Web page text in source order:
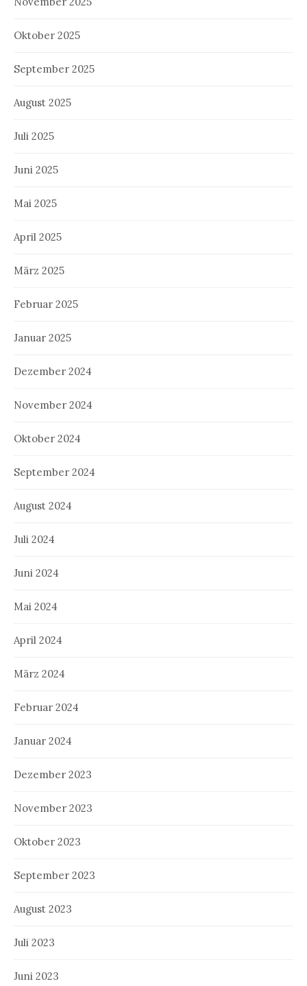
Oktober 2025
September 2025
August 2025
Juli 2025
Juni 2025
Mai 2025
April 2025
März 2025
Februar 2025
Januar 2025
Dezember 2024
November 2024
Oktober 2024
September 2024
August 2024
Juli 2024
Juni 2024
Mai 2024
April 2024
März 2024
Februar 2024
Januar 2024
Dezember 2023
November 2023
Oktober 2023
September 2023
August 2023
Juli 2023
Juni 2023